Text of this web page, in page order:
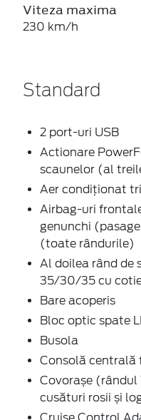
Viteza maxima
230 km/h
Standard
2 port-uri USB
Actionare
scaunelor (al
Aer condiţionat
Airbag-uri
genunchi
(toate rândurile)
Al doilea rând de
35/30/35 cu
Bare acoperis
Bloc optic spate
Busola
Consolă centrală
Covorașe
cusături rosii și